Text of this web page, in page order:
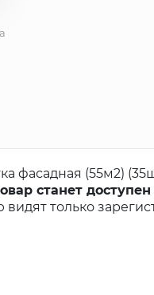
фасадная (55м2)
станет
видят только